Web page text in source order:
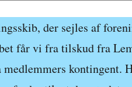
der sejles af
får vi fra tilskud fra
kontingent.